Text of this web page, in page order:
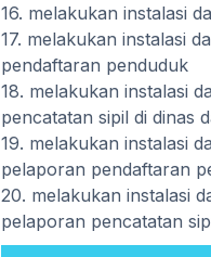
16. melakukan instalasi
17. melakukan instalasi
pendaftaran penduduk
18. melakukan instalasi
pencatatan sipil di dinas
19. melakukan instalasi
pelaporan pendaftaran
20. melakukan instalasi
pelaporan pencatatan